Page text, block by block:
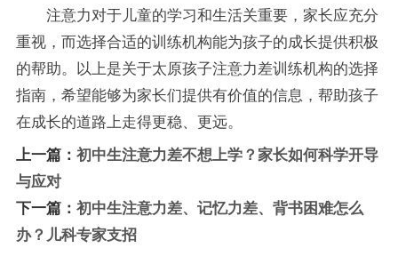
注意力对于儿童的学习和生活关重要，家长应充分
重视，而选择合适的训练机构能为孩子的成长提供积极
的帮助。以上是关于太原孩子注意力差训练机构的选择
指南，希望能够为家长们提供有价值的信息，帮助孩子
在成长的道路上走得更稳、更远。
上一篇： 初中生注意力差不想上学？家长如何科学开导
与应对
下一篇： 初中生注意力差、记忆力差、背书困难怎么
办？儿科专家支招